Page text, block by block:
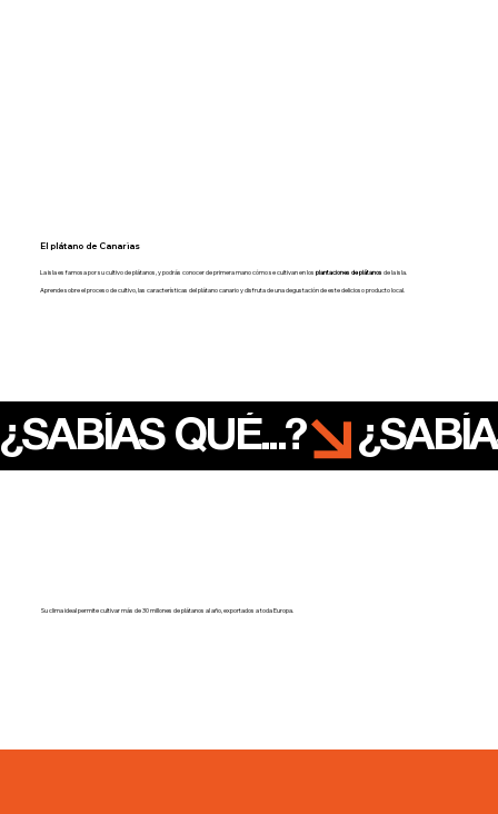
El plátano de Canarias
La isla es famosa por su cultivo de plátanos, y podrás conocer de primera mano cómo se cultivan en losplantaciones de plátanos de la isla.
Aprende sobre el proceso de cultivo, las características del plátano canario y disfruta de una degustación de este delicioso producto local.
¿SABÍAS QUÉ...?
Su clima ideal permite cultivar más de 30 millones de plátanos al año, exportados a toda Europa.